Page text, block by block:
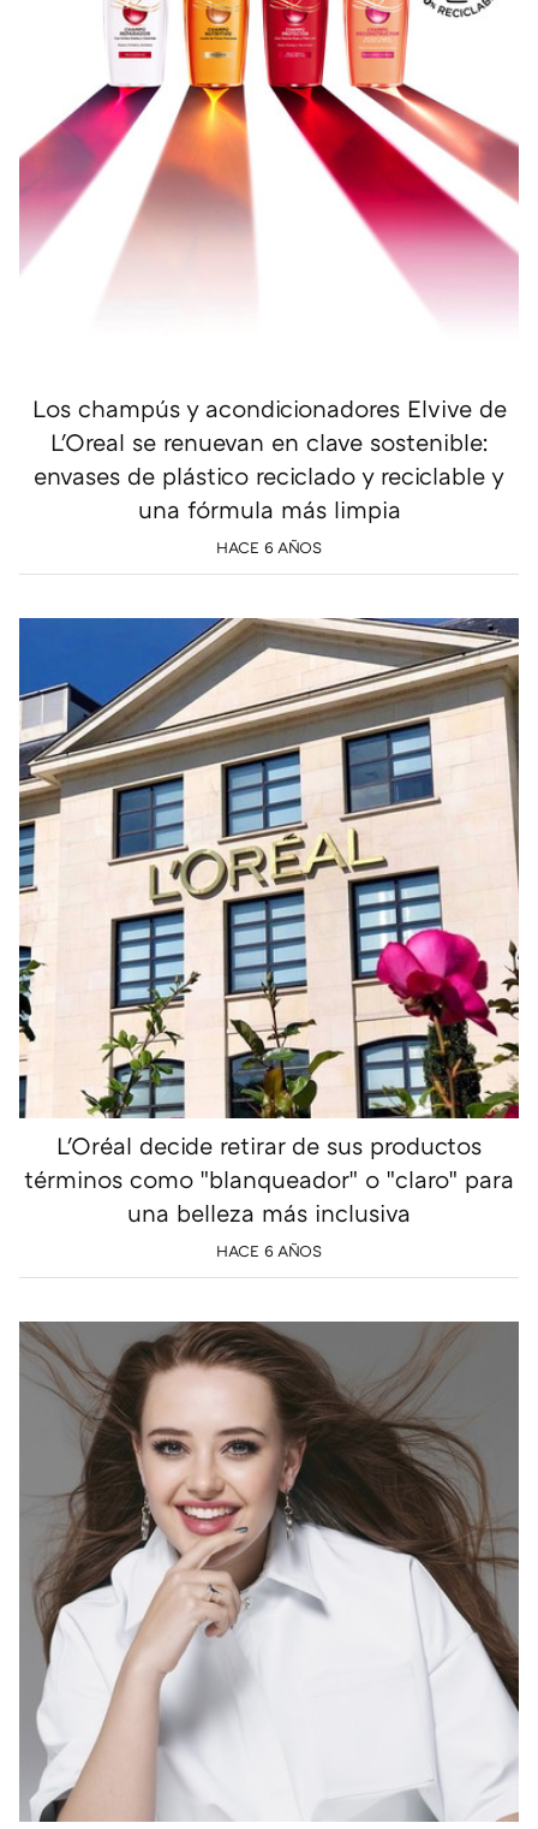
Los champús y acondicionadores Elvive de
L'Oreal se renuevan en clave sostenible:
envases de plástico reciclado y reciclable y
una fórmula más limpia
HACE 6 AÑOS
L'Oréal decide retirar de sus productos
términos como "blanqueador" o "claro" para
una belleza más inclusiva
HACE 6 AÑOS